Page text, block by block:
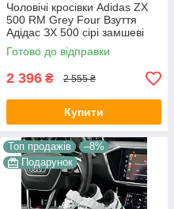
Чоловічі кросівки Adidas ZX
500 RM Grey Four Взуття
Адідас ЗХ 500 сірі замшеві
сітка текстиль демісезон
В'єтнам
Готово до відправки
2 396 ₴ 2 555 ₴
Купити
Топ продажів
–8%
Подарунок